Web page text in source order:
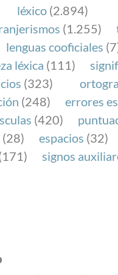
léxico (2.894)
(1.255)
lenguas cooficiales
léxica (111)
(323)
(248)
errores
(420)
(28) espacios (32)
signos